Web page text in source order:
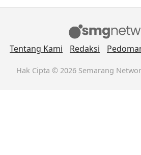
Tentang Kami Redaksi
Hak Cipta © 2026 Semarang